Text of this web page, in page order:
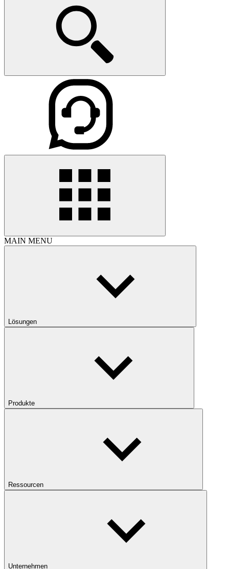
MAIN MENU
Lösungen
Produkte
Ressourcen
Unternehmen